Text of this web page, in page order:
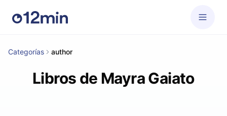
Categorías author
Libros de Mayra Gaiato